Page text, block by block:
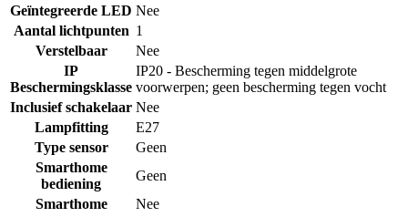
Geïntegreerde LED Nee
Aantal lichtpunten 1
Verstelbaar
Nee
IP
Beschermingsklasse
IP20 - Bescherming tegen middelgrote
voorwerpen; geen bescherming tegen vocht
Inclusief schakelaar Nee
Lampfitting
E27
Type sensor
Geen
Smarthome
bediening
Geen
Smarthome
Nee